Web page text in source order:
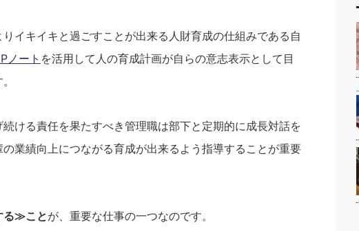
イキイキと過ごすことが出来る人財育成の仕組みである自
ノート を活用して人の育成計画が自らの意志表示として目
ける責任を果たすべき管理職は部下と定期的に成長対話を
業績向上につながる育成が出来るよう指導することが重要
る≫ことが、重要な仕事の一つなのです。